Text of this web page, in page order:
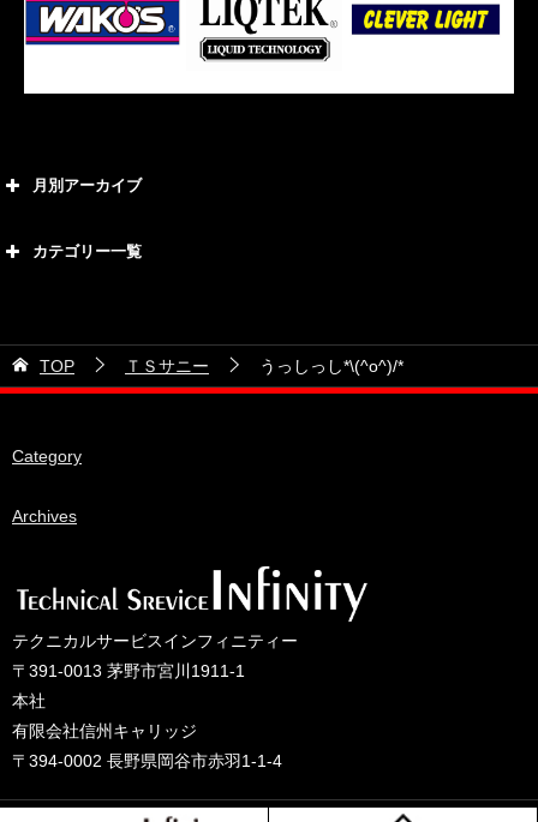
月別アーカイブ
2026年5月
2026年4月
2026年2月
2025年11月
2025年9月
2025年7月
2025年6月
2025年5月
カテゴリー一覧
21号車
28号車
ORC
other
PLUS ONEオイル
TOP ＴＳサニー うっしっし*\(^o^)/*
Category
Archives
テクニカルサービスインフィニティー
〒391-0013 茅野市宮川1911-1
本社
有限会社信州キャリッジ
〒394-0002 長野県岡谷市赤羽1-1-4